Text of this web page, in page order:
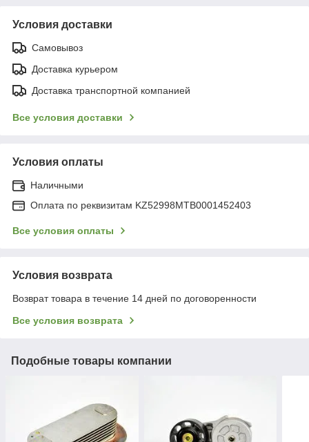
Условия доставки
Самовывоз
Доставка курьером
Доставка транспортной компанией
Все условия доставки
Условия оплаты
Наличными
Оплата по реквизитам KZ52998MTB0001452403
Все условия оплаты
Условия возврата
Возврат товара в течение 14 дней по договоренности
Все условия возврата
Подобные товары компании